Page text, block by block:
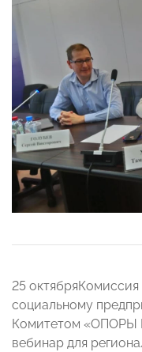
25 октября
социальному
Комитетом «ОПОРЫ
вебинар для